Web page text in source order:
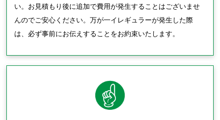
い。お見積もり後に追加で費用が発生することはございませ
んのでご安心ください。万が一イレギュラーが発生した際
は、必ず事前にお伝えすることをお約束いたします。